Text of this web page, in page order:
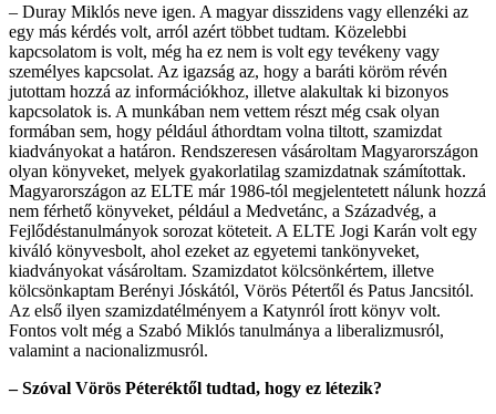
– Duray Miklós neve igen. A magyar disszidens vagy ellenzéki az
egy más kérdés volt, arról azért többet tudtam. Közelebbi
kapcsolatom is volt, még ha ez nem is volt egy tevékeny vagy
személyes kapcsolat. Az igazság az, hogy a baráti köröm révén
jutottam hozzá az információkhoz, illetve alakultak ki bizonyos
kapcsolatok is. A munkában nem vettem részt még csak olyan
formában sem, hogy például áthordtam volna tiltott, szamizdat
kiadványokat a határon. Rendszeresen vásároltam Magyarországon
olyan könyveket, melyek gyakorlatilag szamizdatnak számítottak.
Magyarországon az ELTE már 1986-tól megjelentetett nálunk hozzá
nem férhető könyveket, például a Medvetánc, a Századvég, a
Fejlődéstanulmányok sorozat köteteit. A ELTE Jogi Karán volt egy
kiváló könyvesbolt, ahol ezeket az egyetemi tankönyveket,
kiadványokat vásároltam. Szamizdatot kölcsönkértem, illetve
kölcsönkaptam Berényi Jóskától, Vörös Pétertől és Patus Jancsitól.
Az első ilyen szamizdatélményem a Katynról írott könyv volt.
Fontos volt még a Szabó Miklós tanulmánya a liberalizmusról,
valamint a nacionalizmusról.
– Szóval Vörös Péteréktől tudtad, hogy ez létezik?